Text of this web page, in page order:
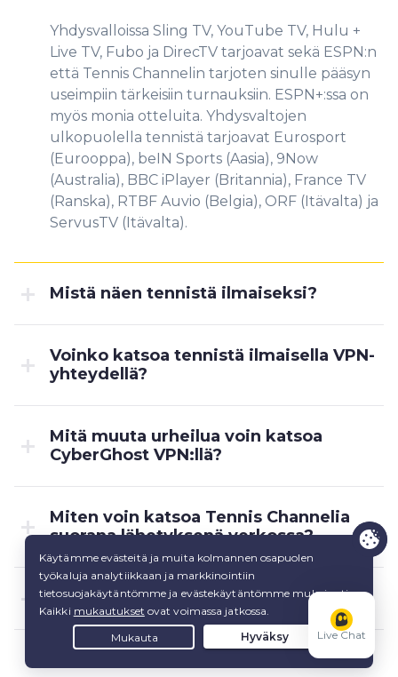
Yhdysvalloissa Sling TV, YouTube TV, Hulu +
Live TV, Fubo ja DirecTV tarjoavat sekä ESPN:n
että Tennis Channelin tarjoten sinulle pääsyn
useimpiin tärkeisiin turnauksiin. ESPN+:ssa on
myös monia otteluita. Yhdysvaltojen
ulkopuolella tennistä tarjoavat Eurosport
(Eurooppa), beIN Sports (Aasia), 9Now
(Australia), BBC iPlayer (Britannia), France TV
(Ranska), RTBF Auvio (Belgia), ORF (Itävalta) ja
ServusTV (Itävalta).
Mistä näen tennistä ilmaiseksi?
Voinko katsoa tennistä ilmaisella VPN-
yhteydellä?
Mitä muuta urheilua voin katsoa
CyberGhost VPN:llä?
Miten voin katsoa Tennis Channelia
suorana lähetyksenä verkossa?
Voinko katsoa Wimbledonia VPN:llä?
Live Chat